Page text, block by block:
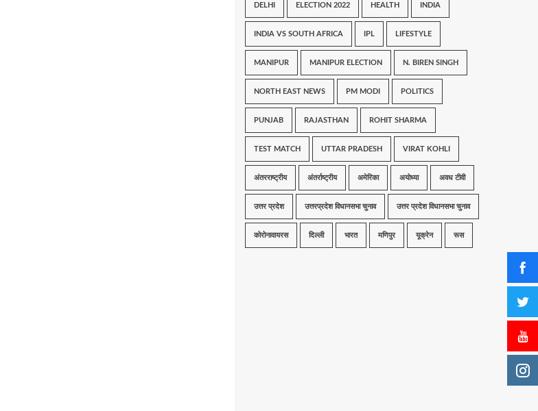
DELHI ELECTION 2022 HEALTH INDIA
INDIA VS SOUTH AFRICA IPL LIFESTYLE
MANIPUR MANIPUR ELECTION N. BIREN SINGH
NORTH EAST NEWS PM MODI POLITICS
PUNJAB RAJASTHAN ROHIT SHARMA
TEST MATCH UTTAR PRADESH VIRAT KOHLI
अंतरराष्ट्रीय अंतर्राष्ट्रीय अमेरिका अयोध्या अवध टीवी
उत्तर प्रदेश उत्तरप्रदेश विधानसभा चुनाव उत्तर प्रदेश विधानसभा चुनाव
कोरोनावायरस दिल्ली भारत मणिपुर यूक्रेन रूस